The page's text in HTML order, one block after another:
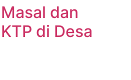
dan
di Desa